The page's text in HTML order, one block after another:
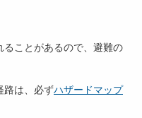
ことがあるので、避難の
は、必ずハザードマップ